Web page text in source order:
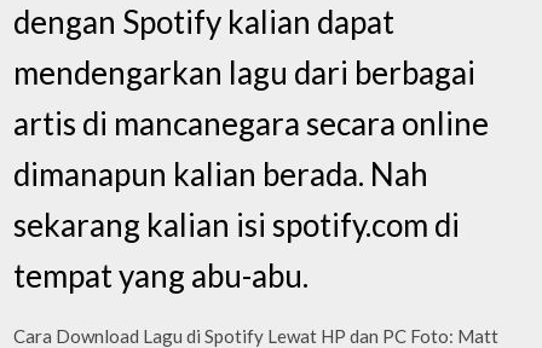
dengan Spotify kalian dapat
mendengarkan lagu dari berbagai
artis di mancanegara secara online
dimanapun kalian berada. Nah
sekarang kalian isi spotify.com di
tempat yang abu-abu.
Cara Download Lagu di Spotify Lewat HP dan PC Foto: Matt